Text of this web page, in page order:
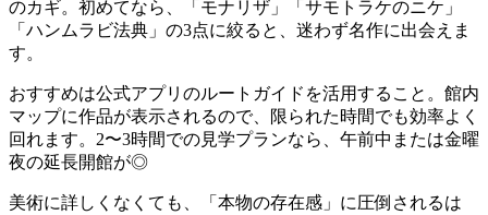
のカギ。初めてなら、「モナリザ」「サモトラケのニケ」
「ハンムラビ法典」の3点に絞ると、迷わず名作に出会えま
す。
おすすめは公式アプリのルートガイドを活用すること。館内
マップに作品が表示されるので、限られた時間でも効率よく
回れます。2〜3時間での見学プランなら、午前中または金曜
夜の延長開館が◎
美術に詳しくなくても、「本物の存在感」に圧倒されるは